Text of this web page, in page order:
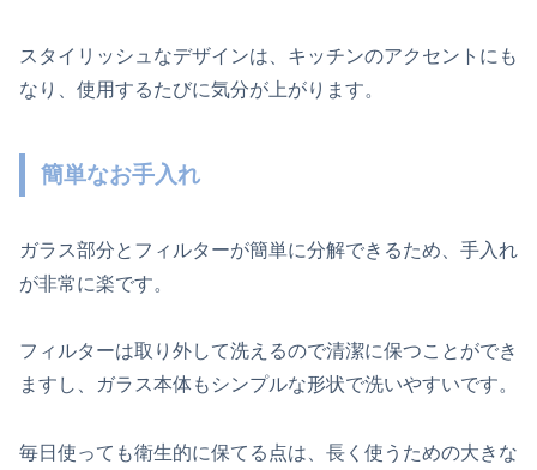
スタイリッシュなデザインは、キッチンのアクセントにも
なり、使用するたびに気分が上がります。
簡単なお手入れ
ガラス部分とフィルターが簡単に分解できるため、手入れ
が非常に楽です。
フィルターは取り外して洗えるので清潔に保つことができ
ますし、ガラス本体もシンプルな形状で洗いやすいです。
毎日使っても衛生的に保てる点は、長く使うための大きな